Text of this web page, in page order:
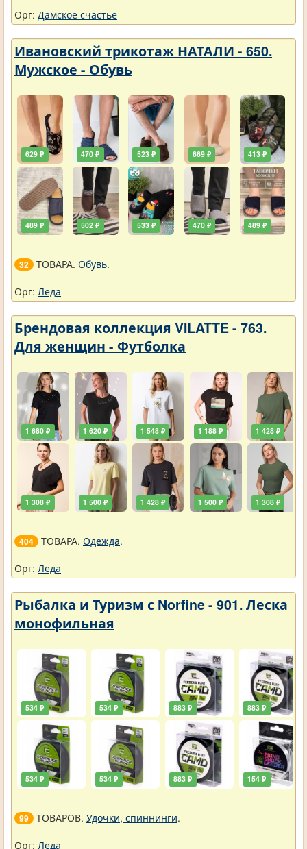
Орг: Дамское счастье
Ивановский трикотаж НАТАЛИ - 650.
Мужское - Обувь
629 ₽
489 ₽
470 ₽
502 ₽
523 ₽
533 ₽
669 ₽
470 ₽
413 ₽
489 ₽
32 ТОВАРА. Обувь.
Орг: Леда
Брендовая коллекция VILATTE - 763.
Для женщин - Футболка
1 680 ₽
1 308 ₽
1 620 ₽
1 500 ₽
1 548 ₽
1 428 ₽
1 188 ₽
1 500 ₽
1 428 ₽
1 308 ₽
404 ТОВАРА. Одежда.
Орг: Леда
Рыбалка и Туризм с Norfine - 901. Леска
монофильная
534 ₽
534 ₽
534 ₽
534 ₽
883 ₽
883 ₽
883 ₽
154 ₽
99 ТОВАРОВ. Удочки, спиннинги.
Орг: Леда